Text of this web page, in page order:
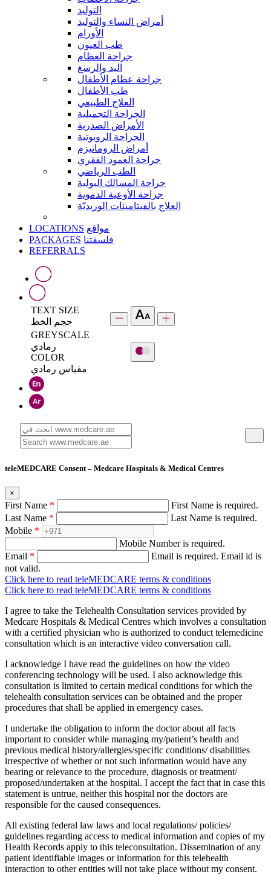
التوليد
أمراض النساء والتوليد
الأورام
طب العيون
جراحة العظام
اليد والرسغ
جراحة عظام الأطفال
طب الأطفال
العلاج الطبيعي
الجراحة التجميلية
الأمراض الصدرية
الجراحة الروبوتية
أمراض الروماتيزم
جراحة العمود الفقري
الطب الرياضي
جراحة المسالك البولية
جراحة الأوعية الدموية
العلاج بالفيتامينات الوريديّة
LOCATIONS مواقع
PACKAGES فلسفتنا
REFERRALS
TEXT SIZE
حجم الخط
GREYSCALE
رمادي
COLOR
مقياس رمادي
teleMEDCARE Consent – Medcare Hospitals & Medical Centres
×
First Name *
First Name is required.
Last Name *
Last Name is required.
Mobile *
Mobile Number is required.
Email * Email is required. Email id is
not valid.
Click here to read teleMEDCARE terms & conditions
Click here to read teleMEDCARE terms & conditions
I agree to take the Telehealth Consultation services provided by
Medcare Hospitals & Medical Centres which involves a consultation
with a certified physician who is authorized to conduct telemedicine
consultation which is an interactive video conversation call.
I acknowledge I have read the guidelines on how the video
conferencing technology will be used. I also acknowledge this
consultation is limited to certain medical conditions for which the
telehealth consultation services can be obtained and the proper
procedures that shall be applied in emergency cases.
I undertake the obligation to inform the doctor about all facts
important to consider while managing my/patient’s health and
previous medical history/allergies/specific conditions/ disabilities
irrespective of whether or not such information would have any
bearing or relevance to the procedure, diagnosis or treatment/
proposed/undertaken at the hospital. I accept the fact that in case this
statement is untrue, neither this hospital nor the doctors are
responsible for the caused consequences.
All existing federal law laws and local regulations/ policies/
guidelines regarding access to medical information and copies of my
Health Records apply to this teleconsultation. Dissemination of any
patient identifiable images or information for this telehealth
interaction to other entities will not take place without my consent.